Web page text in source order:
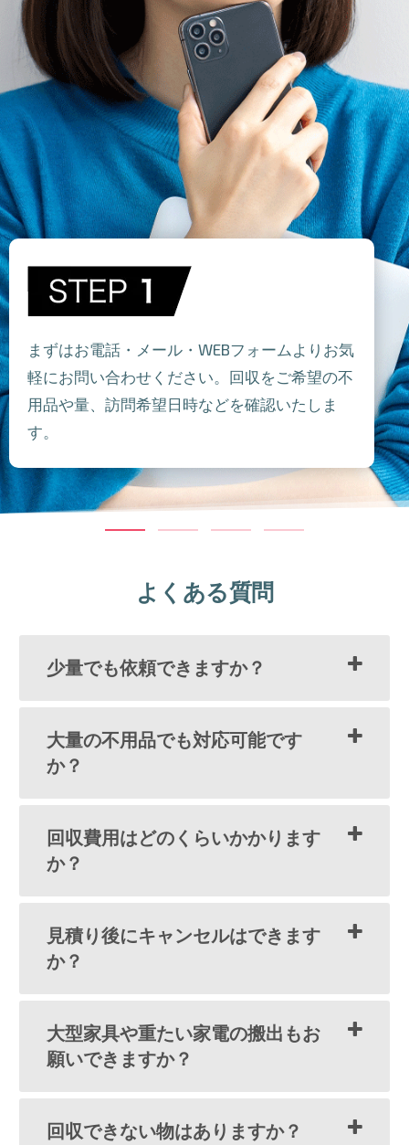
まずはお電話・メール・WEBフォームよりお気
軽にお問い合わせください。回収をご希望の不
用品や量、訪問希望日時などを確認いたしま
す。
よくある質問
少量でも依頼できますか？
大量の不用品でも対応可能です
か？
回収費用はどのくらいかかります
か？
見積り後にキャンセルはできます
か？
大型家具や重たい家電の搬出もお
願いできますか？
回収できない物はありますか？